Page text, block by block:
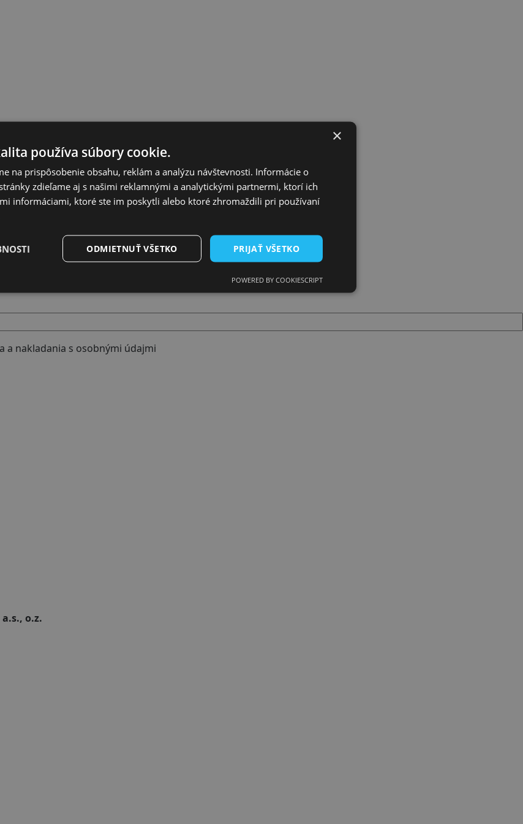
MAJÚ PENIAZE NA ÚČTE
a nakladania s osobnými údajmi
o.z.
×
používa súbory cookie.
na prispôsobenie obsahu, reklám a analýzu návštevnosti. Informácie o
zdieľame aj s našimi reklamnými a analytickými partnermi, ktorí ich
informáciami, ktoré ste im poskytli alebo ktoré zhromaždili pri používaní
PRIJAŤ VŠETKO
ODMIETNUŤ VŠETKO
POWERED BY COOKIESCRIPT